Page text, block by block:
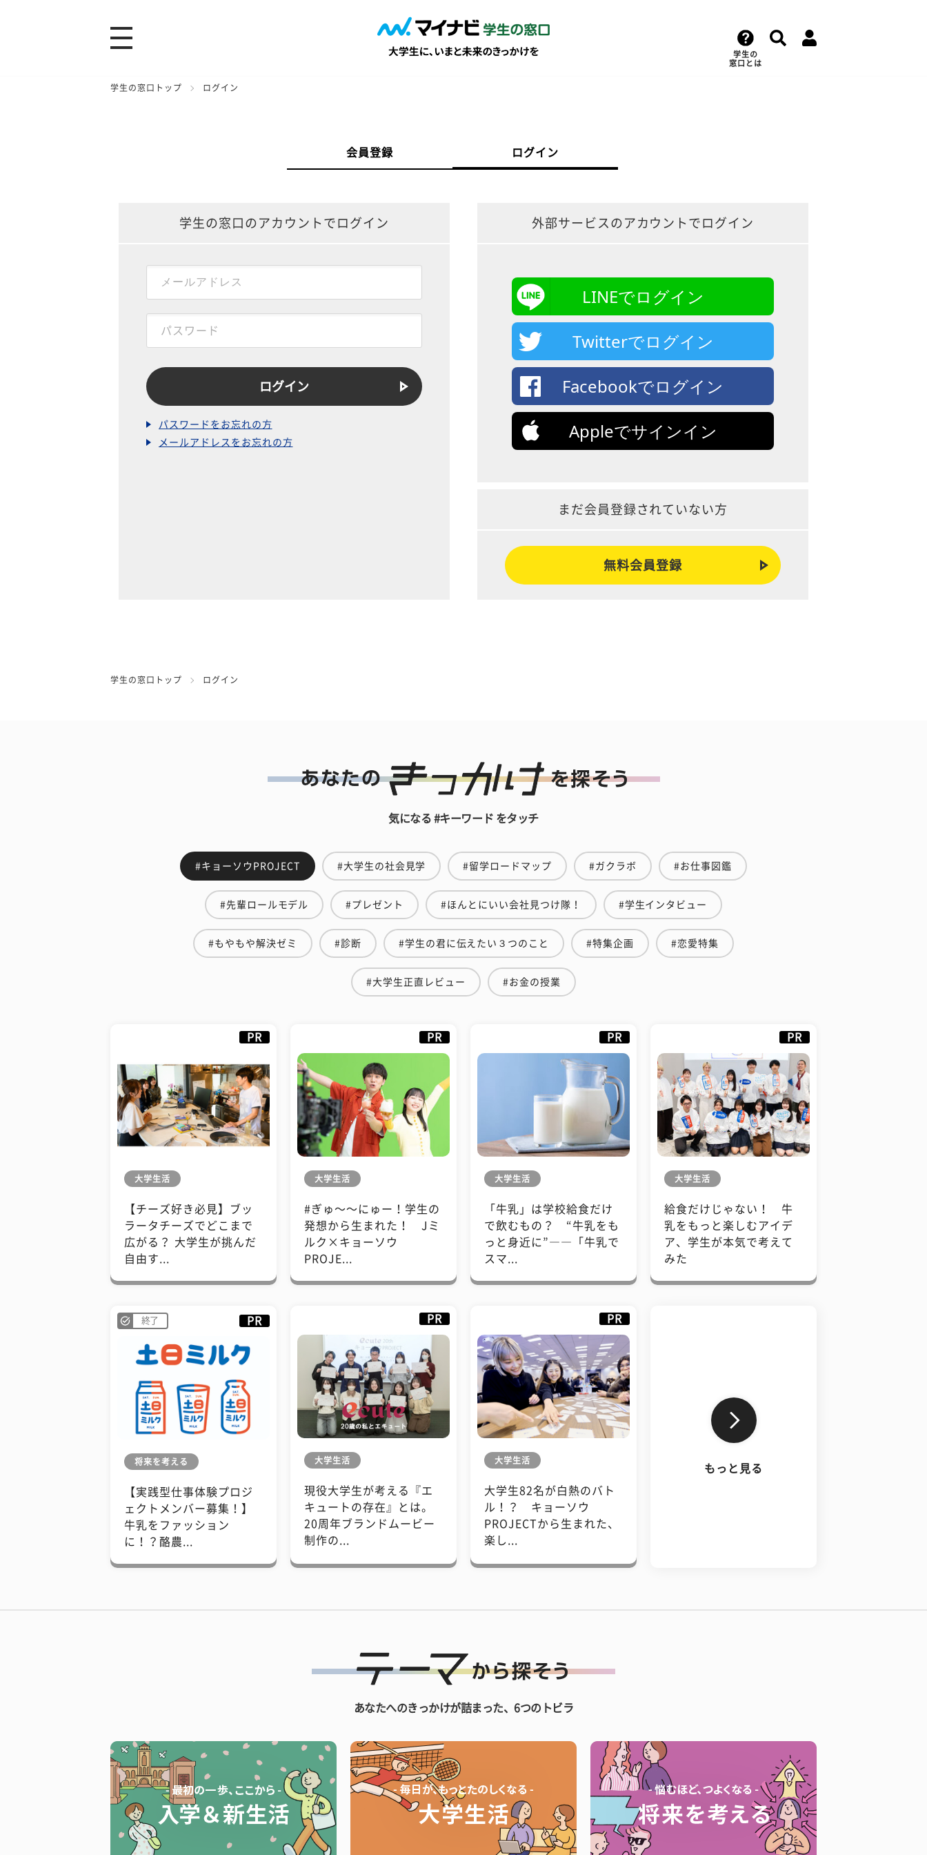
学生の
窓口とは
学生の窓口トップ ログイン
会員登録 ログイン
学生の窓口のアカウントでログイン
パスワードをお忘れの方
メールアドレスをお忘れの方
外部サービスのアカウントでログイン
LINEでログイン
Twitterでログイン
Facebookでログイン
Appleでサインイン
まだ会員登録されていない方
無料会員登録
学生の窓口トップ ログイン
気になる #キーワード をタッチ
#キョーソウPROJECT #大学生の社会見学 #留学ロードマップ #ガクラボ #お仕事図鑑
#先輩ロールモデル #プレゼント #ほんとにいい会社見つけ隊！ #学生インタビュー
#もやもや解決ゼミ #診断 #学生の君に伝えたい３つのこと #特集企画 #恋愛特集
#大学生正直レビュー #お金の授業
PR
大学生活
【チーズ好き必見】ブッ
ラータチーズでどこまで
広がる？ 大学生が挑んだ
自由す...
PR
大学生活
#ぎゅ〜〜にゅー！学生の
発想から生まれた！ Jミ
ルク×キョーソウ
PROJE...
PR
大学生活
「牛乳」は学校給食だけ
で飲むもの？ “牛乳をも
っと身近に”――「牛乳で
スマ...
PR
大学生活
給食だけじゃない！ 牛
乳をもっと楽しむアイデ
ア、学生が本気で考えて
みた
終了 PR
将来を考える
【実践型仕事体験プロジ
ェクトメンバー募集！】
牛乳をファッション
に！？酪農...
PR
大学生活
現役大学生が考える『エ
キュートの存在』とは。
20周年ブランドムービー
制作の...
PR
大学生活
大学生82名が白熱のバト
ル！？ キョーソウ
PROJECTから生まれた、
楽し...
もっと見る
あなたへのきっかけが詰まった、6つのトビラ